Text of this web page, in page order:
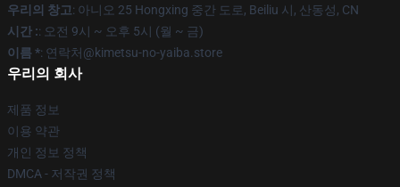
우리의 창고: 아니오 25 Hongxing 중간 도로, Beiliu 시, 산동성, CN
시간 :: 오전 9시 ~ 오후 5시 (월 ~ 금)
이름 *: 연락처@kimetsu-no-yaiba.store
우리의 회사
제품 정보
이용 약관
개인 정보 정책
DMCA - 저작권 정책